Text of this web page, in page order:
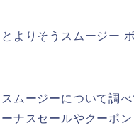
よりそうスムージー
ムージーについて調
ナスセールやクーポ